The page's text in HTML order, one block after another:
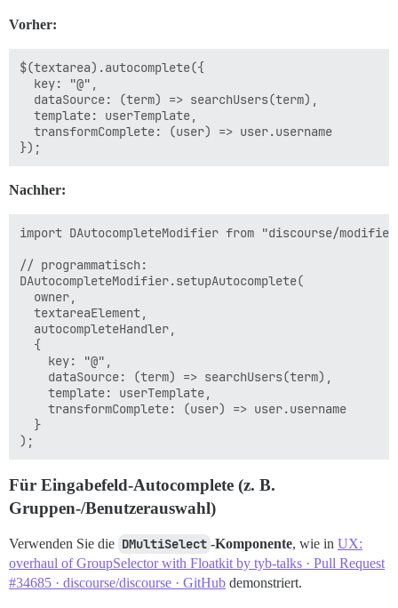
Vorher:
$(textarea).autocomplete({
  key: "@",
  dataSource: (term) => searchUsers(term),
  template: userTemplate,
  transformComplete: (user) => user.username
Nachher:
import DAutocompleteModifier from "discourse/
// programmatisch:
DAutocompleteModifier.setupAutocomplete(
  owner,
  textareaElement,
  autocompleteHandler,
  {
    key: "@",
    dataSource: (term) => searchUsers(term),
    template: userTemplate,
    transformComplete: (user) => user.username
  }
Für Eingabefeld-Autocomplete (z. B.
Gruppen-/Benutzerauswahl)
Verwenden Sie die DMultiSelect -Komponente, wie in UX:
overhaul of GroupSelector with Floatkit by tyb-talks · Pull Request
#34685 · discourse/discourse · GitHub demonstriert.